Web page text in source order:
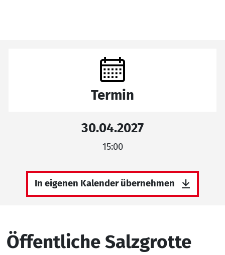
Öffentliche Salzgrotte
Termin
30.04.2027
15:00
In eigenen Kalender übernehmen